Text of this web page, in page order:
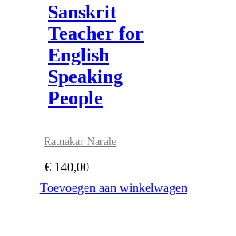
Sanskrit
Teacher for
English
Speaking
People
Ratnakar Narale
€ 140,00
Toevoegen aan winkelwagen